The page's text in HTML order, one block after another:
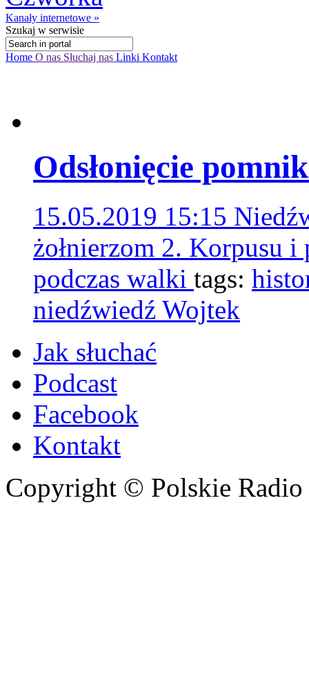
Kanały internetowe »
Szukaj w serwisie
Home O nas Słuchaj nas Linki Kontakt
Odsłonięcie
15.05.2019 15:15
żołnierzom 2. Korpusu i
podczas walki tags:
niedźwiedź Wojtek
Jak słuchać
Podcast
Facebook
Kontakt
Copyright © Polskie